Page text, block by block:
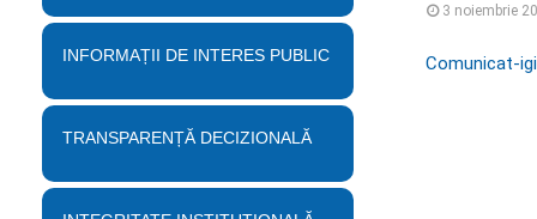
3 noiembrie
Comunicat-
INFORMAȚII DE INTERES PUBLIC
TRANSPARENȚĂ DECIZIONALĂ